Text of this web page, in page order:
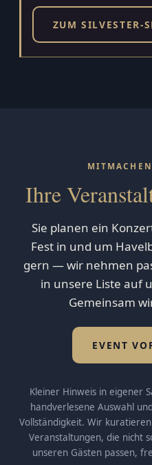
ZUM SILVESTER-
Ihre
Sie planen ein
Fest in und um
gern — wir nehmen
in unsere Liste auf
Gemeinsam
EVENT
Kleiner Hinweis in eigener
handverlesene Auswahl
Vollständigkeit. Wir
Veranstaltungen, die nicht
unseren Gästen passen,